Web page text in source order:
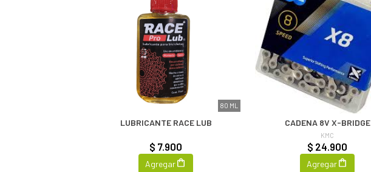
80 ML
LUBRICANTE RACE LUB
$ 7.900
Agregar
CADENA 8V X-BRIDGE
KMC
$ 24.900
Agregar